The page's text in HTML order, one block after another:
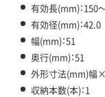
有効長(mm)：150
有効径(mm)：42.0
幅(mm)：51
奥行(mm)：51
外形寸法(mm)幅
収納本数(本)：1